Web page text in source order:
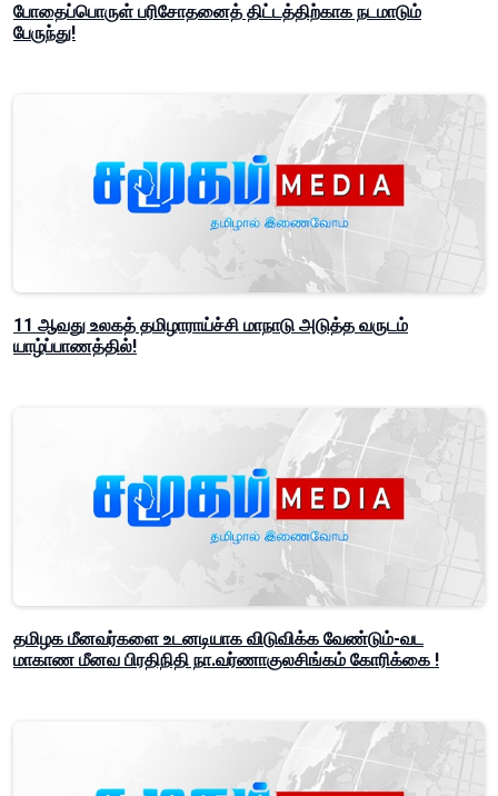
போதைப்பொருள் பரிசோதனைத் திட்டத்திற்காக நடமாடும்
பேருந்து!
11 ஆவது உலகத் தமிழாராய்ச்சி மாநாடு அடுத்த வருடம்
யாழ்ப்பாணத்தில்!
தமிழக மீனவர்களை உடனடியாக விடுவிக்க வேண்டும்-வட
மாகாண மீனவ பிரதிநிதி நா.வர்ணாகுலசிங்கம் கோரிக்கை !